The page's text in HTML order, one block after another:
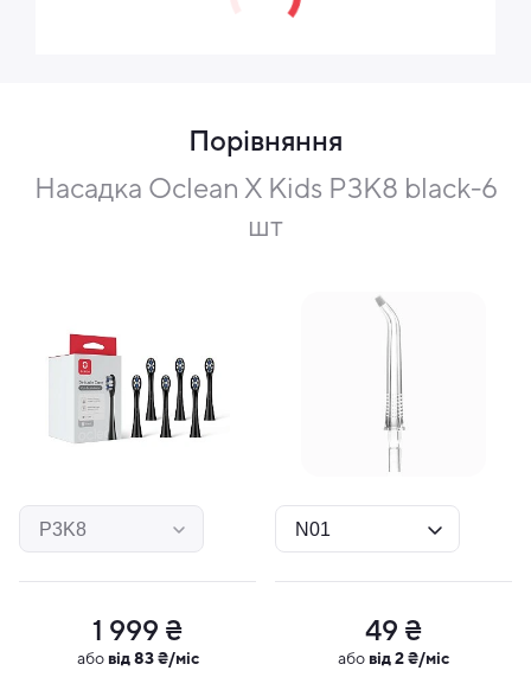
Порівняння
Насадка Oclean X Kids P3K8 black-6
шт
1 999 ₴
або від 83 ₴/міс
49 ₴
або від 2 ₴/міс